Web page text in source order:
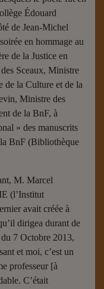
Édouard
de Jean-Michel
en hommage au
de la Justice en
Sceaux, Ministre
de la Culture et de la
Ministre des
de la BnF, à
» des manuscrits
BnF (Bibliothèque
M. Marcel
(l’Institut
avait créée à
dirigea durant de
7 Octobre 2013,
et moi, c’est un
professeur [à
C’était